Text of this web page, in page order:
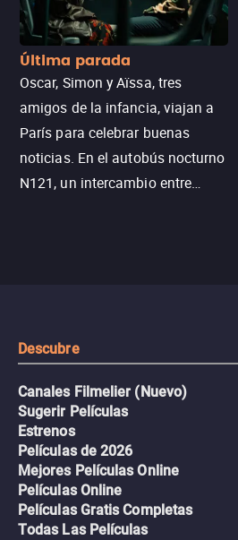
Última parada
Oscar, Simon y Aïssa, tres
amigos de la infancia, viajan a
París para celebrar buenas
noticias. En el autobús nocturno
N121, un intercambio entre
Descubre
Canales Filmelier (Nuevo)
Sugerir Películas
Estrenos
Películas de 2026
Mejores Películas Online
Películas Online
Películas Gratis Completas
Todas Las Películas